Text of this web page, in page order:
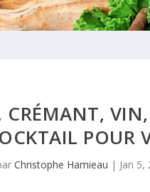
CRÉMANT,
POUR
Christophe Hamieau | Jan 5,